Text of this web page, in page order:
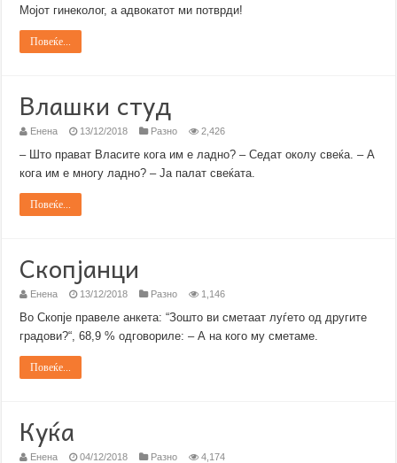
Мојот гинеколог, а адвокатот ми потврди!
Повеќе...
Влашки студ
Енена 13/12/2018 Разно 2,426
– Што прават Власите кога им е ладно? – Седат околу свеќа. – А
кога им е многу ладно? – Ја палат свеќата.
Повеќе...
Скопјанци
Енена 13/12/2018 Разно 1,146
Во Скопје правеле анкета: “Зошто ви сметаат луѓето од другите
градови?“, 68,9 % одговориле: – А на кого му сметаме.
Повеќе...
Куќа
Енена 04/12/2018 Разно 4,174